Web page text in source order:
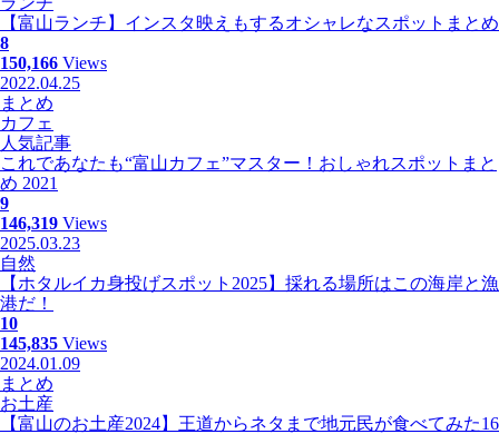
【富山ランチ】インスタ映えもするオシャレなスポットまとめ
8
150,166 Views
2022.04.25
まとめ
カフェ
人気記事
これであなたも“富山カフェ”マスター！おしゃれスポットまと
め 2021
9
146,319 Views
2025.03.23
自然
【ホタルイカ身投げスポット2025】採れる場所はこの海岸と漁
港だ！
10
145,835 Views
2024.01.09
まとめ
お土産
【富山のお土産2024】王道からネタまで地元民が食べてみた16